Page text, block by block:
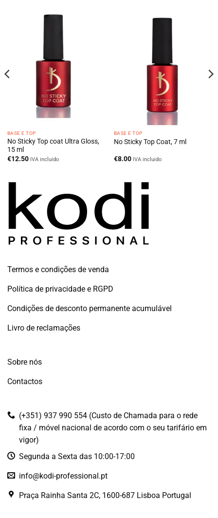
BASE E TOP
No Sticky Top coat Ultra Gloss,
15 ml
€12.50 IVA incluido
BASE E TOP
No Sticky Top Coat, 7 ml
€8.00 IVA incluido
Termos e condições de venda
Política de privacidade e RGPD
Condições de desconto permanente acumulável
Livro de reclamações
Sobre nós
Contactos
(+351) 937 990 554 (Custo de Chamada para o rede
fixa / móvel nacional de acordo com o seu tarifário em
vigor)
Segunda a Sexta das 10:00-17:00
info@kodi-professional.pt
Praça Rainha Santa 2C, 1600-687 Lisboa Portugal